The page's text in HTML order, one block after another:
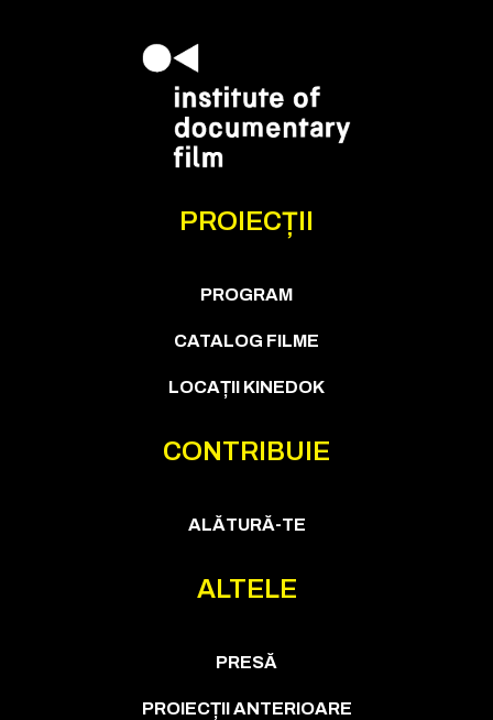
PROIECȚII
PROGRAM
CATALOG FILME
LOCAȚII KINEDOK
CONTRIBUIE
ALĂTURĂ-TE
ALTELE
PRESĂ
PROIECȚII ANTERIOARE